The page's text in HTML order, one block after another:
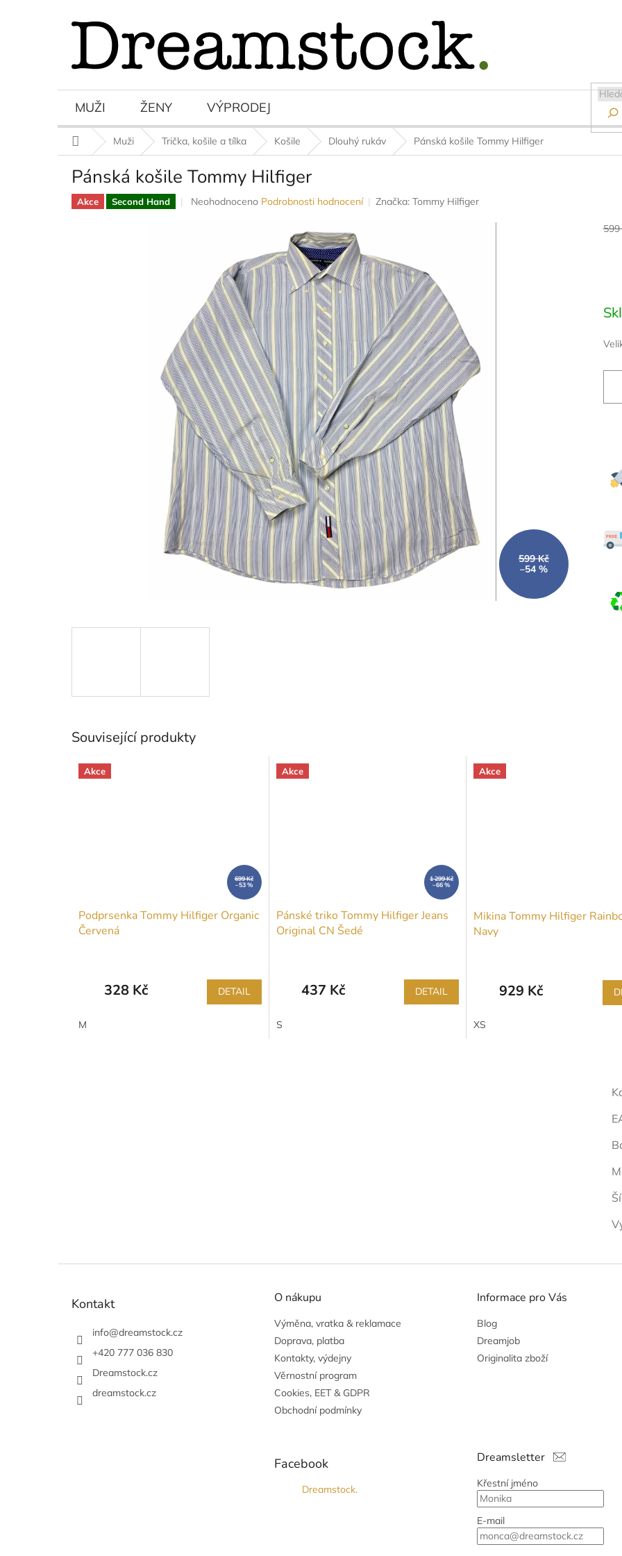
MUŽI ŽENY VÝPRODEJ 
Domů Muži Trička, košile a tílka Košile Dlouhý rukáv Pánská košile Tommy Hilfiger
Pánská košile Tommy Hilfiger
Akce Second Hand
Průměrné
hvězdiček.
Neohodnoceno Podrobnosti hodnocení Značka: Tommy Hilfiger
599 Kč
–54 %
599
Související produkty
Akce
699 Kč
–53 %
Podprsenka Tommy Hilfiger Organic
Červená
328 Kč DETAIL
M
Akce
1 299 Kč
–66 %
Pánské triko Tommy Hilfiger Jeans
Original CN Šedé
437 Kč DETAIL
S
Akce
Mikina Tommy Hilfiger
Navy
929 Kč
XS
Kontakt
info@dreamstock.cz
+420 777 036 830
Dreamstock.cz
dreamstock.cz
O nákupu
Výměna, vratka & reklamace
Doprava, platba
Kontakty, výdejny
Věrnostní program
Cookies, EET & GDPR
Obchodní podmínky
Informace pro Vás
Blog
Dreamjob
Originalita zboží
Facebook
Dreamstock.
Dreamsletter
Křestní jméno
E-mail